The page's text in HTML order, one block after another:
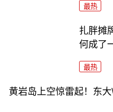
最热
扎胖摊
何成了
最热
黄岩岛上空惊雷起！东